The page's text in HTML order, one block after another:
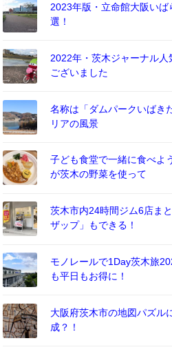
2023年版・立命館大阪い
選！
2022年・茨木ジャーナル
ございました
名称は「ダムパークいばき
リアの風景
子ども食堂で一緒に食べよ
が茨木の野菜を使って
茨木市内24時間ジム6店ま
ザップ」もできる！
モノレールで1Day茨木旅
も平日もお得に！
大阪府茨木市の地図パズル
成？！